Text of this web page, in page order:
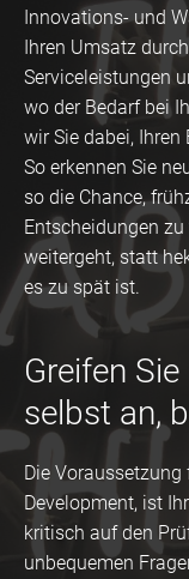
Innovations- und
Ihren Umsatz
Serviceleistungen
wo der Bedarf bei
wir Sie dabei,
So erkennen Sie
so die Chance,
Entscheidungen
weitergeht, statt
es zu spät ist.
Greifen
selbst an,
Die
Development, ist
kritisch auf den
unbequemen